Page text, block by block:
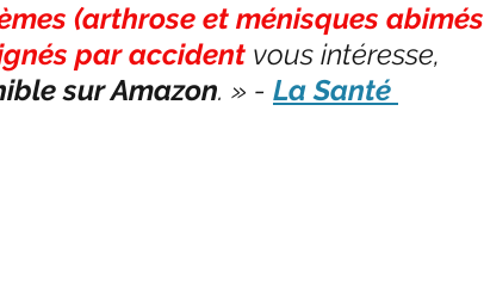
(arthrose et ménisques abimés
par accident vous intéresse,
sur Amazon. » - La Santé